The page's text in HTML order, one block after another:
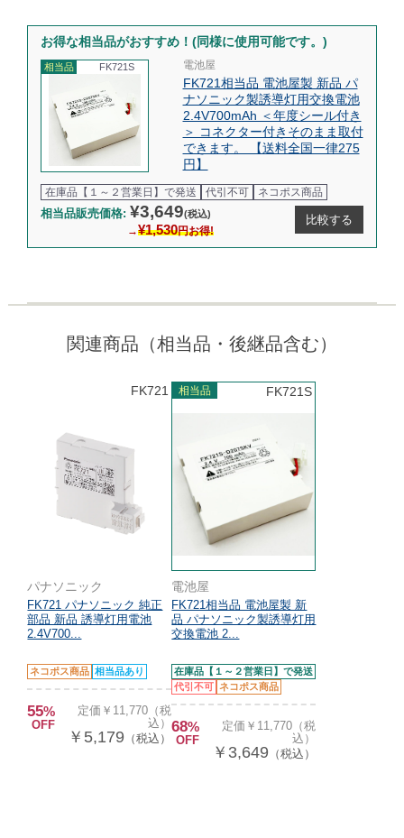
お得な相当品がおすすめ！(同様に使用可能です。)
相当品 FK721S 電池屋
FK721相当品 電池屋製 新品 パ
ナソニック製誘導灯用交換電池
2.4V700mAh ＜年度シール付き
＞ コネクター付きそのまま取付
できます。 【送料全国一律275
円】
在庫品【１～２営業日】で発送 代引不可 ネコポス商品
相当品販売価格: ¥3,649(税込)
→¥1,530円お得!
比較する
関連商品（相当品・後継品含む）
FK721
パナソニック
FK721 パナソニック 純正
部品 新品 誘導灯用電池
2.4V700...
ネコポス商品 相当品あり
55%
OFF
定価￥11,770（税
込）
￥5,179 （税込）
相当品 FK721S
電池屋
FK721相当品 電池屋製 新
品 パナソニック製誘導灯用
交換電池 2...
在庫品【１～２営業日】で発送
代引不可 ネコポス商品
68%
OFF
定価￥11,770（税
込）
￥3,649 （税込）